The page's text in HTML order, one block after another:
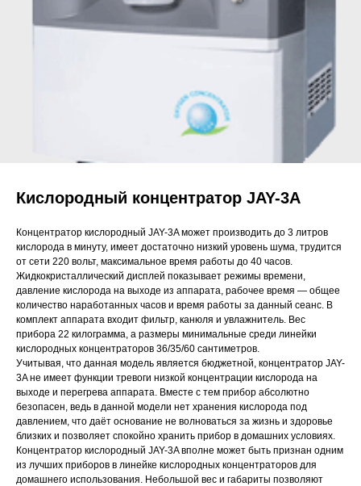
Кислородный концентратор JAY-3A
Концентратор кислородный JAY-3A может производить до 3 литров
кислорода в минуту, имеет достаточно низкий уровень шума, трудится
от сети 220 вольт, максимальное время работы до 40 часов.
Жидкокристаллический дисплей показывает режимы времени,
давление кислорода на выходе из аппарата, рабочее время — общее
количество наработанных часов и время работы за данный сеанс. В
комплект аппарата входит фильтр, канюля и увлажнитель. Вес
прибора 22 килограмма, а размеры минимальные среди линейки
кислородных концентраторов 36/35/60 сантиметров.
Учитывая, что данная модель является бюджетной, концентратор JAY-
3A не имеет функции тревоги низкой концентрации кислорода на
выходе и перегрева аппарата. Вместе с тем прибор абсолютно
безопасен, ведь в данной модели нет хранения кислорода под
давлением, что даёт основание не волноваться за жизнь и здоровье
близких и позволяет спокойно хранить прибор в домашних условиях.
Концентратор кислородный JAY-3A вполне может быть признан одним
из лучших приборов в линейке кислородных концентраторов для
домашнего использования. Небольшой вес и габариты позволяют